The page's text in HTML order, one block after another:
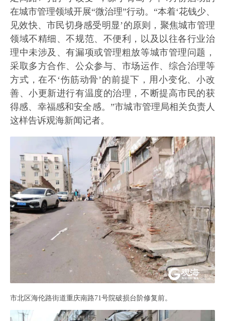
在城市管理领域开展“微治理”行动。“本着‘花钱少、
见效快、市民切身感受明显’的原则，聚焦城市管理
领域不精细、不规范、不便利，以及以往各行业治
理中未涉及、有漏项或管理粗放等城市管理问题，
采取多方合作、公众参与、市场运作、综合治理等
方式，在不‘伤筋动骨’的前提下，用小变化、小改
善、小更新进行有温度的治理，不断提高市民的获
得感、幸福感和安全感。”市城市管理局相关负责人
这样告诉观海新闻记者。
市北区海伦路街道重庆南路71号院破损台阶修复前。